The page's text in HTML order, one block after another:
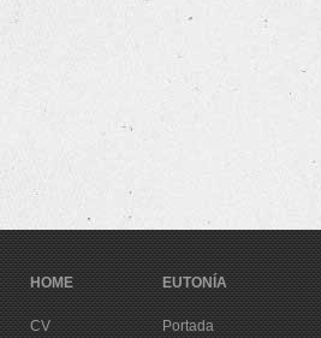
HOME
CV
EUTONÍA
Portada